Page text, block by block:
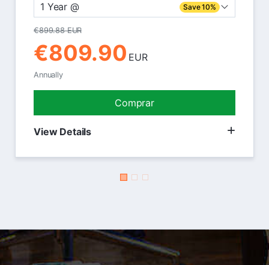
1 Year @ Save 10%
€899.88 EUR
€809.90 EUR
Annually
Comprar
View Details